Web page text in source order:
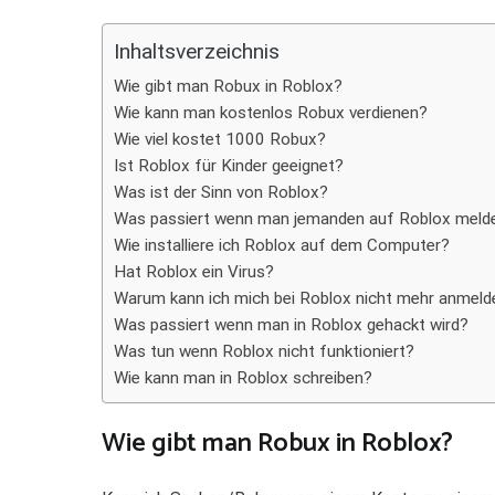
Inhaltsverzeichnis
Wie gibt man Robux in Roblox?
Wie kann man kostenlos Robux verdienen?
Wie viel kostet 1000 Robux?
Ist Roblox für Kinder geeignet?
Was ist der Sinn von Roblox?
Was passiert wenn man jemanden auf Roblox
Wie installiere ich Roblox auf dem Computer?
Hat Roblox ein Virus?
Warum kann ich mich bei Roblox nicht mehr
Was passiert wenn man in Roblox gehackt wird?
Was tun wenn Roblox nicht funktioniert?
Wie kann man in Roblox schreiben?
Wie gibt man Robux in Roblox?